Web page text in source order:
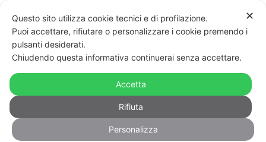
Caso Englaro: possiamo permetterci
il clericalismo politico?
✕
Questo sito utilizza cookie tecnici e di profilazione.
Puoi accettare, rifiutare o personalizzare i cookie premendo i
pulsanti desiderati.
Chiudendo questa informativa continuerai senza accettare.
Accetta
Rifiuta
Personalizza